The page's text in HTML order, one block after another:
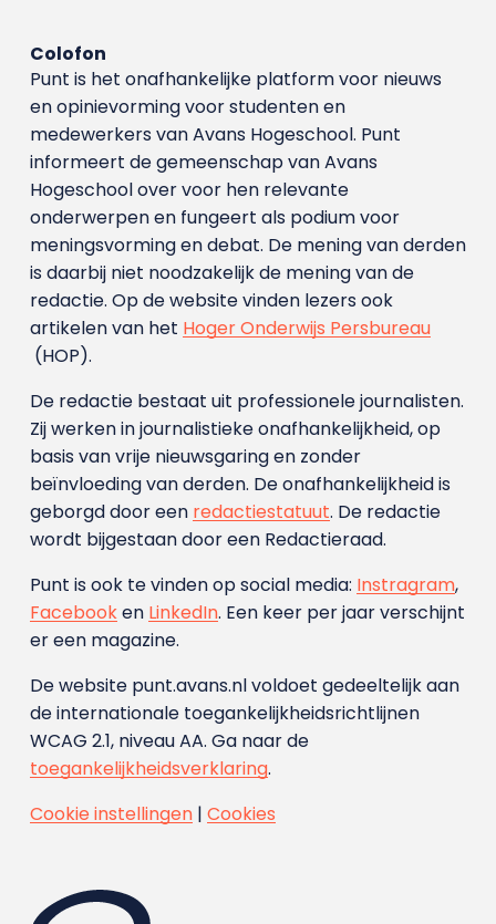
Colofon
Punt is het onafhankelijke platform voor nieuws
en opinievorming voor studenten en
medewerkers van Avans Hoge­school. Punt
informeert de gemeenschap van Avans
Hogeschool over voor hen relevante
onderwerpen en fungeert als podium voor
meningsvorming en debat. De mening van derden
is daarbij niet noodzakelijk de mening van de
redactie. Op de website vinden lezers ook
artikelen van het Hoger Onderwijs Persbureau
(HOP).
De redactie bestaat uit professionele journalisten.
Zij werken in journalistieke onafhankelijkheid, op
basis van vrije nieuwsgaring en zonder
beïnvloeding van derden. De onafhankelijkheid is
geborgd door een redactiestatuut. De redactie
wordt bijgestaan door een Redactieraad.
Punt is ook te vinden op social media: Instragram,
Facebooken LinkedIn. Een keer per jaar verschijnt
er een magazine.
De website punt.avans.nl voldoet gedeeltelijk aan
de internationale toegankelijkheidsrichtlijnen
WCAG 2.1, niveau AA. Ga naar de
toegankelijkheidsverklaring.
Cookie instellingen| Cookies